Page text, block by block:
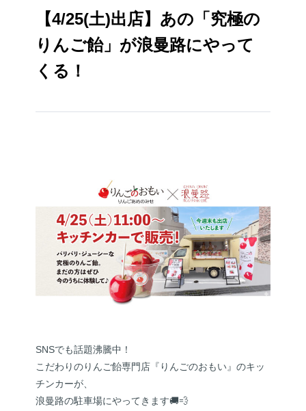
【4/25(土)出店】あの「究極の
りんご飴」が浪曼路にやって
くる！
SNSでも話題沸騰中！
こだわりのりんご飴専門店『りんごのおもい』のキッ
チンカーが、
浪曼路の駐車場にやってきます🚚💨